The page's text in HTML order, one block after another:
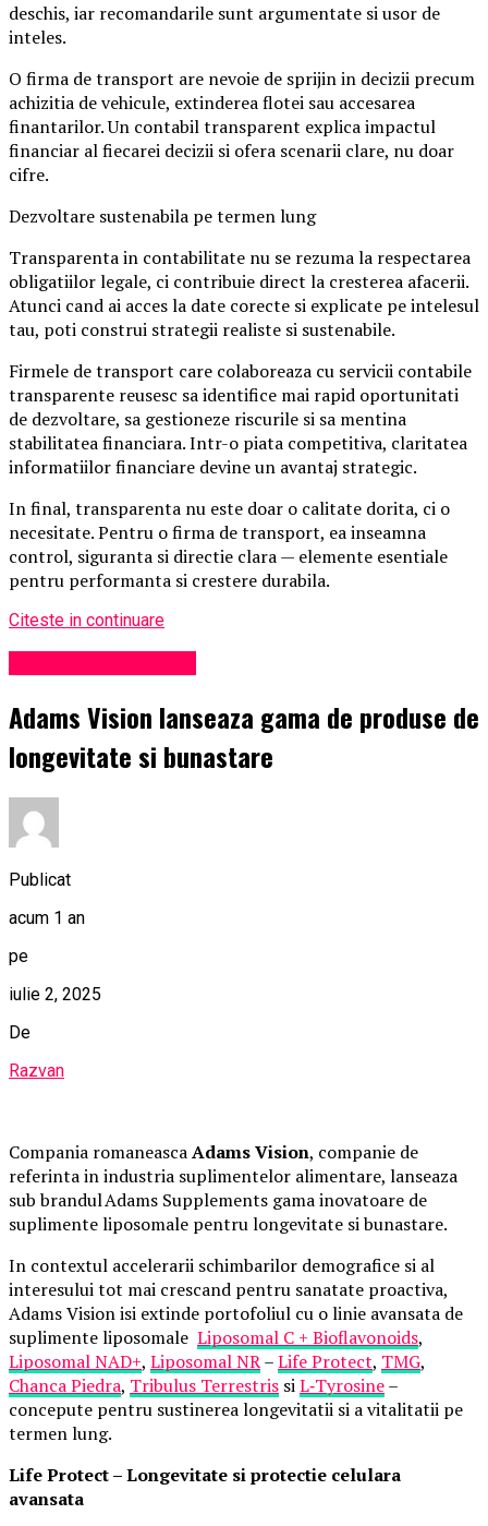
deschis, iar recomandarile sunt argumentate si usor de
inteles.
O firma de transport are nevoie de sprijin in decizii precum
achizitia de vehicule, extinderea flotei sau accesarea
finantarilor. Un contabil transparent explica impactul
financiar al fiecarei decizii si ofera scenarii clare, nu doar
cifre.
Dezvoltare sustenabila pe termen lung
Transparenta in contabilitate nu se rezuma la respectarea
obligatiilor legale, ci contribuie direct la cresterea afacerii.
Atunci cand ai acces la date corecte si explicate pe intelesul
tau, poti construi strategii realiste si sustenabile.
Firmele de transport care colaboreaza cu servicii contabile
transparente reusesc sa identifice mai rapid oportunitati
de dezvoltare, sa gestioneze riscurile si sa mentina
stabilitatea financiara. Intr-o piata competitiva, claritatea
informatiilor financiare devine un avantaj strategic.
In final, transparenta nu este doar o calitate dorita, ci o
necesitate. Pentru o firma de transport, ea inseamna
control, siguranta si directie clara — elemente esentiale
pentru performanta si crestere durabila.
Citeste in continuare
Adams Vision lanseaza gama de produse de
longevitate si bunastare
Publicat
acum 1 an
pe
iulie 2, 2025
De
Razvan
Compania romaneascaAdams Vision, companie de
referinta in industria suplimentelor alimentare, lanseaza
sub brandul Adams Supplements gama inovatoare de
suplimente liposomale pentru longevitate si bunastare.
In contextul accelerarii schimbarilor demografice si al
interesului tot mai crescand pentru sanatate proactiva,
Adams Vision isi extinde portofoliul cu o linie avansata de
suplimente liposomale Liposomal C + Bioflavonoids,
Liposomal NAD+, Liposomal NR–Life Protect, TMG,
Chanca Piedra, Tribulus Terrestris siL‑Tyrosine–
concepute pentru sustinerea longevitatii si a vitalitatii pe
termen lung.
Life Protect – Longevitate si protectie celulara
avansata